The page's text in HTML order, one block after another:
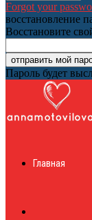
Forgot your
восстановление
Восстановите
Пароль будет
Главная